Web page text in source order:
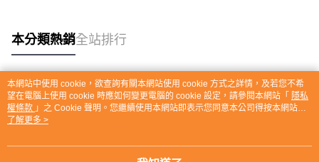
本分類熱銷全站排行
熱門標籤
本網站中使用 cookie，欲查詢有關本網站使用 cookie 方式之詳情，及若您不希
望在電腦上使用 cookie 時應如何變更電腦的 cookie 設定，請參閱本網站「 隱私
權條款 」之 Cookie 聲明。您繼續使用本網站即表示您同意本公司得按本網站使
用條款之 Cookie 聲明使用 cookie。
了解更多 >